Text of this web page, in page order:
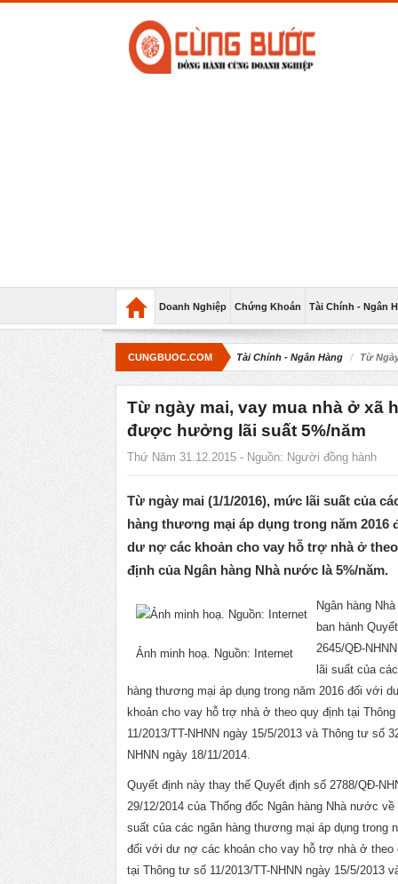
Doanh Nghiệp Chứng Khoán Tài Chính - Ngân
CUNGBUOC.COM Tài Chính - Ngân Hàng Từ
Từ ngày mai, vay mua nhà ở xã
được hưởng lãi suất 5%/năm
Thứ Năm 31.12.2015 - Nguồn: Người đồng hành
Từ ngày mai (1/1/2016), mức lãi suất của
hàng thương mại áp dụng trong năm 2016
dư nợ các khoản cho vay hỗ trợ nhà ở
định của Ngân hàng Nhà nước là 5%/năm.
Ảnh minh hoạ. Nguồn: Internet
Ngân hàng
ban hành
2645/QĐ-
lãi suất của
hàng thương mại áp dụng trong năm 2016 đối với
khoản cho vay hỗ trợ nhà ở theo quy định tại
11/2013/TT-NHNN ngày 15/5/2013 và Thông tư số
NHNN ngày 18/11/2014.
Quyết định này thay thế Quyết định số 2788/QĐ-
29/12/2014 của Thống đốc Ngân hàng Nhà nước
suất của các ngân hàng thương mại áp dụng trong
đối với dư nợ các khoản cho vay hỗ trợ nhà ở theo
tại Thông tư số 11/2013/TT-NHNN ngày 15/5/2013